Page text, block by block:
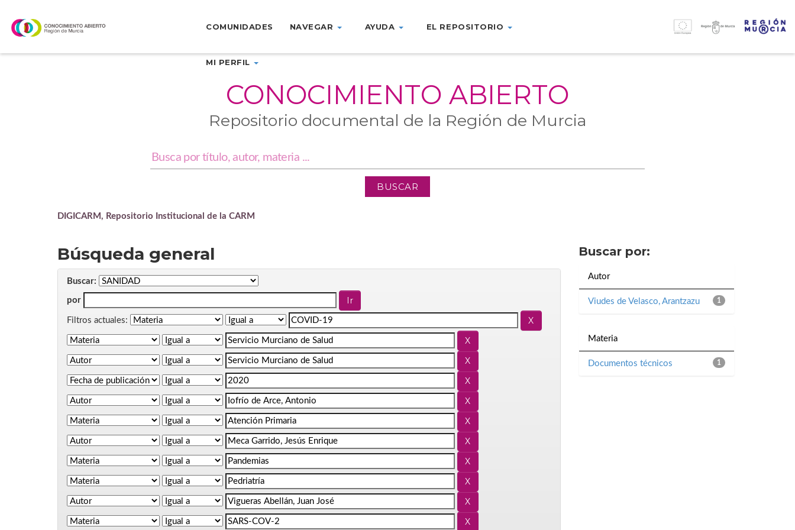
navigation
COMUNIDADES NAVEGAR AYUDA EL REPOSITORIO
MI PERFIL
CONOCIMIENTO ABIERTO
Repositorio documental de la Región de Murcia
DIGICARM, Repositorio Institucional de la CARM
Búsqueda general
Buscar:
por
Filtros actuales:
Buscar por:
Autor
1
Viudes de Velasco, Arantzazu
Materia
1
Documentos técnicos